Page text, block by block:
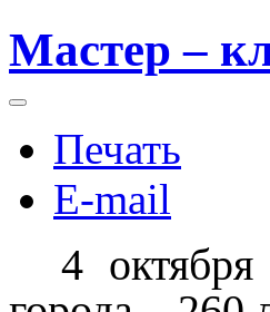
Мастер –
Печать
E-mail
4